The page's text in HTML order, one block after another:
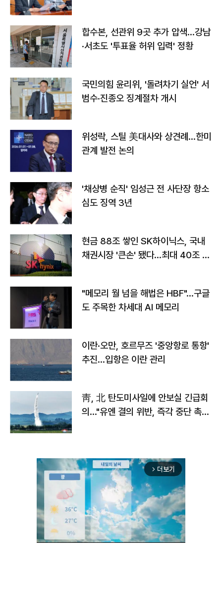
합수본, 선관위 9곳 추가 압색…강남
·서초도 '투표율 허위 입력' 정황
국민의힘 윤리위, '돌려차기 실언' 서
범수·진종오 징계절차 개시
위성락, 스틸 美대사와 상견례…한미
관계 발전 논의
'채상병 순직' 임성근 전 사단장 항소
심도 징역 3년
현금 88조 쌓인 SK하이닉스, 국내
채권시장 '큰손' 됐다…최대 40조 투
"메모리 월 넘을 해법은 HBF"…구글
도 주목한 차세대 AI 메모리
이란·오만, 호르무즈 '중앙항로 통항'
추진…입항은 이란 관리
靑, 北 탄도미사일에 안보실 긴급회
의…"유엔 결의 위반, 즉각 중단 촉
arrow_forward_ios 더보기